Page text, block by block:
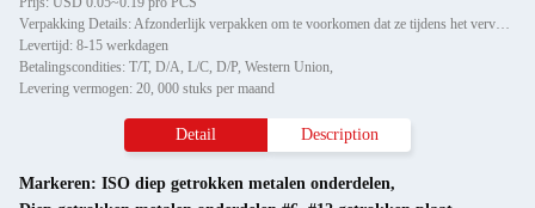
Verpakking Details: Afzonderlijk verpakken om te voorkomen dat ze tijdens het vervoer beschadigd raken of krabben, vervo
Levertijd: 8-15 werkdagen
Betalingscondities: T/T, D/A, L/C, D/P, Western Union,
Levering vermogen: 20, 000 stuks per maand
Detail Description
Markeren: ISO diep getrokken metalen onderdelen,